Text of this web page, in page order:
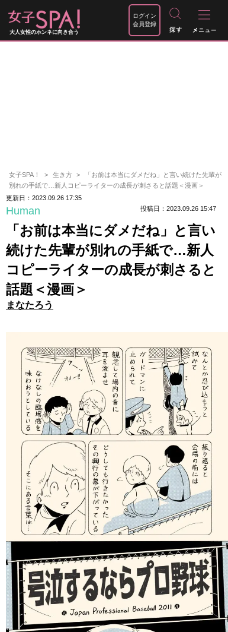
大人女性のホンネに向き合う
ログイン
会員登録
女子SPA！ 生き方
「お前は本当にダメだね」と言い続けた先輩が
別れの手紙で…新人コピーライターの成長が刺さると話題＜漫画＞
更新日：2023.09.26 17:35
Human 投稿日：2023.09.26 15:47
「お前は本当にダメだね」と言い
続けた先輩が別れの手紙で…新人
コピーライターの成長が刺さると
話題＜漫画＞
まなたろう